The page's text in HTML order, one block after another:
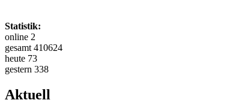
Statistik:
online 2
gesamt 410624
heute 73
gestern 338
Aktuell